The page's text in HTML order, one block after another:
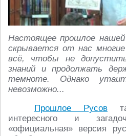
Настоящее прошлое
скрывается от нас
всё, чтобы не
знаний и продолжать
темноте. Однако
невозможно...
Прошлое Русов
интересного и
«официальная» версия